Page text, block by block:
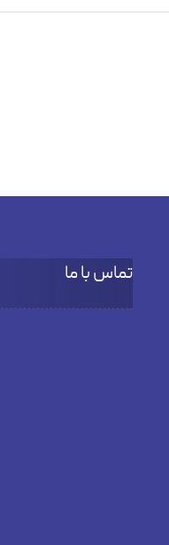
تماس با ما